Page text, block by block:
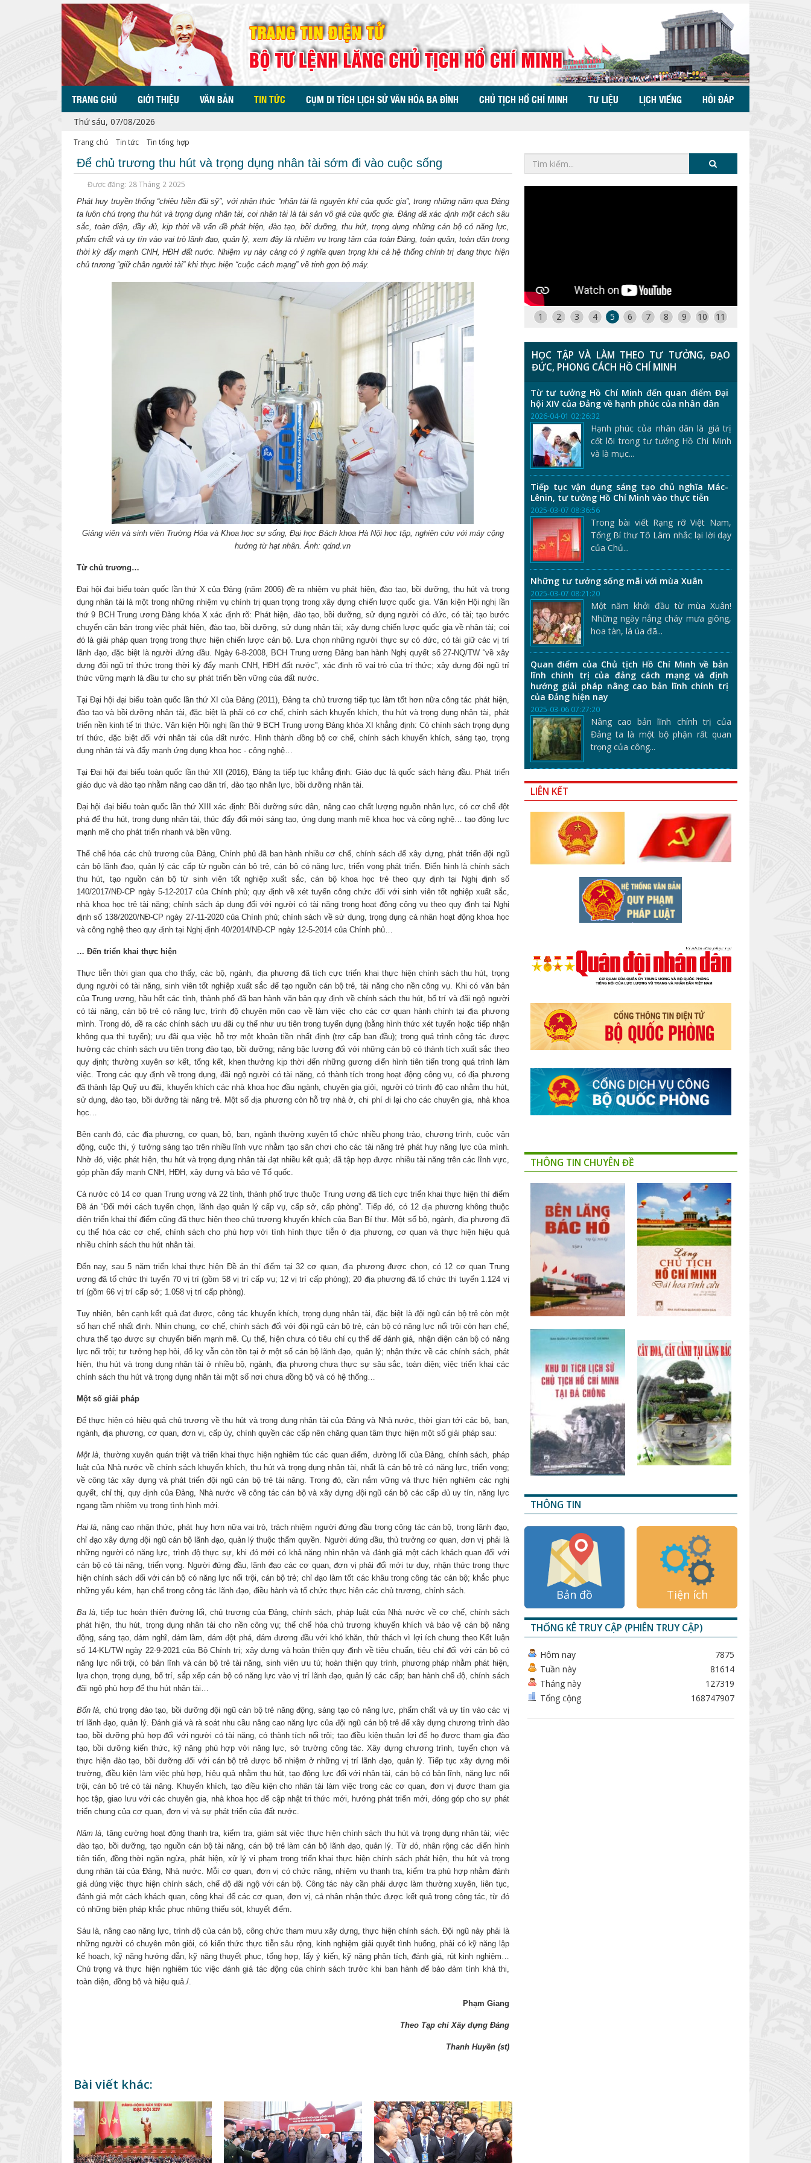
TRANG CHỦ GIỚI THIỆU VĂN BẢN TIN TỨC CỤM DI TÍCH LỊCH SỬ VĂN HÓA BA ĐÌNH CHỦ TỊCH HỒ CHÍ MINH TƯ LIỆU LỊCH VIẾNG HỎI ĐÁP
Thứ sáu, 07/08/2026
Trang chủ Tin tức Tin tổng hợp
Để chủ trương thu hút và trọng dụng nhân tài sớm đi vào cuộc sống
Được đăng: 28 Tháng 2 2025
Phát huy truyền thống “chiêu hiền đãi sỹ”, với nhận thức “nhân tài là nguyên khí của quốc gia”, trong những năm qua Đảng
ta luôn chú trọng thu hút và trọng dụng nhân tài, coi nhân tài là tài sản vô giá của quốc gia. Đảng đã xác định một cách sâu
sắc, toàn diện, đầy đủ, kịp thời về vấn đề phát hiện, đào tạo, bồi dưỡng, thu hút, trọng dụng những cán bộ có năng lực,
phẩm chất và uy tín vào vai trò lãnh đạo, quản lý, xem đây là nhiệm vụ trọng tâm của toàn Đảng, toàn quân, toàn dân trong
thời kỳ đẩy mạnh CNH, HĐH đất nước. Nhiệm vụ này càng có ý nghĩa quan trọng khi cả hệ thống chính trị đang thực hiện
chủ trương “giữ chân người tài” khi thực hiện “cuộc cách mạng” về tinh gọn bộ máy.
Giảng viên và sinh viên Trường Hóa và Khoa học sự sống, Đại học Bách khoa Hà Nội học tập, nghiên cứu với máy cộng
hưởng từ hạt nhân. Ảnh: qdnd.vn
Từ chủ trương…
Đại hội đại biểu toàn quốc lần thứ X của Đảng (năm 2006) đề ra nhiệm vụ phát hiện, đào tạo, bồi dưỡng, thu hút và trọng
dụng nhân tài là một trong những nhiệm vụ chính trị quan trọng trong xây dựng chiến lược quốc gia. Văn kiện Hội nghị lần
thứ 9 BCH Trung ương Đảng khóa X xác định rõ: Phát hiện, đào tạo, bồi dưỡng, sử dụng người có đức, có tài; tạo bước
chuyển căn bản trong việc phát hiện, đào tạo, bồi dưỡng, sử dụng nhân tài; xây dựng chiến lược quốc gia về nhân tài; coi
đó là giải pháp quan trọng trong thực hiện chiến lược cán bộ. Lựa chọn những người thực sự có đức, có tài giữ các vị trí
lãnh đạo, đặc biệt là người đứng đầu. Ngày 6-8-2008, BCH Trung ương Đảng ban hành Nghị quyết số 27-NQ/TW “về xây
dựng đội ngũ trí thức trong thời kỳ đẩy mạnh CNH, HĐH đất nước”, xác định rõ vai trò của trí thức; xây dựng đội ngũ trí
thức vững mạnh là đầu tư cho sự phát triển bền vững của đất nước.
Tại Đại hội đại biểu toàn quốc lần thứ XI của Đảng (2011), Đảng ta chủ trương tiếp tục làm tốt hơn nữa công tác phát hiện,
đào tạo và bồi dưỡng nhân tài, đặc biệt là phải có cơ chế, chính sách khuyến khích, thu hút và trọng dụng nhân tài, phát
triển nền kinh tế tri thức. Văn kiện Hội nghị lần thứ 9 BCH Trung ương Đảng khóa XI khẳng định: Có chính sách trọng dụng
trí thức, đặc biệt đối với nhân tài của đất nước. Hình thành đồng bộ cơ chế, chính sách khuyến khích, sáng tạo, trọng
dụng nhân tài và đẩy mạnh ứng dụng khoa học - công nghệ…
Tại Đại hội đại biểu toàn quốc lần thứ XII (2016), Đảng ta tiếp tục khẳng định: Giáo dục là quốc sách hàng đầu. Phát triển
giáo dục và đào tạo nhằm nâng cao dân trí, đào tạo nhân lực, bồi dưỡng nhân tài.
Đại hội đại biểu toàn quốc lần thứ XIII xác định: Bồi dưỡng sức dân, nâng cao chất lượng nguồn nhân lực, có cơ chế đột
phá để thu hút, trọng dụng nhân tài, thúc đẩy đổi mới sáng tạo, ứng dụng mạnh mẽ khoa học và công nghệ… tạo động lực
mạnh mẽ cho phát triển nhanh và bền vững.
Thể chế hóa các chủ trương của Đảng, Chính phủ đã ban hành nhiều cơ chế, chính sách để xây dựng, phát triển đội ngũ
cán bộ lãnh đạo, quản lý các cấp từ nguồn cán bộ trẻ, cán bộ có năng lực, triển vọng phát triển. Điển hình là chính sách
thu hút, tạo nguồn cán bộ từ sinh viên tốt nghiệp xuất sắc, cán bộ khoa học trẻ theo quy định tại Nghị định số
140/2017/NĐ-CP ngày 5-12-2017 của Chính phủ; quy định về xét tuyển công chức đối với sinh viên tốt nghiệp xuất sắc,
nhà khoa học trẻ tài năng; chính sách áp dụng đối với người có tài năng trong hoạt động công vụ theo quy định tại Nghị
định số 138/2020/NĐ-CP ngày 27-11-2020 của Chính phủ; chính sách về sử dụng, trọng dụng cá nhân hoạt động khoa học
và công nghệ theo quy định tại Nghị định 40/2014/NĐ-CP ngày 12-5-2014 của Chính phủ…
… Đến triển khai thực hiện
Thực tiễn thời gian qua cho thấy, các bộ, ngành, địa phương đã tích cực triển khai thực hiện chính sách thu hút, trọng
dụng người có tài năng, sinh viên tốt nghiệp xuất sắc để tạo nguồn cán bộ trẻ, tài năng cho nền công vụ. Khi có văn bản
của Trung ương, hầu hết các tỉnh, thành phố đã ban hành văn bản quy định về chính sách thu hút, bố trí và đãi ngộ người
có tài năng, cán bộ trẻ có năng lực, trình độ chuyên môn cao về làm việc cho các cơ quan hành chính tại địa phương
mình. Trong đó, đề ra các chính sách ưu đãi cụ thể như ưu tiên trong tuyển dụng (bằng hình thức xét tuyển hoặc tiếp nhận
không qua thi tuyển); ưu đãi qua việc hỗ trợ một khoản tiền nhất định (trợ cấp ban đầu); trong quá trình công tác được
hưởng các chính sách ưu tiên trong đào tạo, bồi dưỡng; nâng bậc lương đối với những cán bộ có thành tích xuất sắc theo
quy định; thường xuyên sơ kết, tổng kết, khen thưởng kịp thời đến những gương điển hình tiên tiến trong quá trình làm
việc. Trong các quy định về trọng dụng, đãi ngộ người có tài năng, có thành tích trong hoạt động công vụ, có địa phương
đã thành lập Quỹ ưu đãi, khuyến khích các nhà khoa học đầu ngành, chuyên gia giỏi, người có trình độ cao nhằm thu hút,
sử dụng, đào tạo, bồi dưỡng tài năng trẻ. Một số địa phương còn hỗ trợ nhà ở, chi phí đi lại cho các chuyên gia, nhà khoa
học…
Bên cạnh đó, các địa phương, cơ quan, bộ, ban, ngành thường xuyên tổ chức nhiều phong trào, chương trình, cuộc vận
động, cuộc thi, ý tưởng sáng tạo trên nhiều lĩnh vực nhằm tạo sân chơi cho các tài năng trẻ phát huy năng lực của mình.
Nhờ đó, việc phát hiện, thu hút và trọng dụng nhân tài đạt nhiều kết quả; đã tập hợp được nhiều tài năng trên các lĩnh vực,
góp phần đẩy mạnh CNH, HĐH, xây dựng và bảo vệ Tổ quốc.
Cả nước có 14 cơ quan Trung ương và 22 tỉnh, thành phố trực thuộc Trung ương đã tích cực triển khai thực hiện thí điểm
Đề án “Đổi mới cách tuyển chọn, lãnh đạo quản lý cấp vụ, cấp sở, cấp phòng”. Tiếp đó, có 12 địa phương không thuộc
diện triển khai thí điểm cũng đã thực hiện theo chủ trương khuyến khích của Ban Bí thư. Một số bộ, ngành, địa phương đã
cụ thể hóa các cơ chế, chính sách cho phù hợp với tình hình thực tiễn ở địa phương, cơ quan và thực hiện hiệu quả
nhiều chính sách thu hút nhân tài.
Đến nay, sau 5 năm triển khai thực hiện Đề án thí điểm tại 32 cơ quan, địa phương được chọn, có 12 cơ quan Trung
ương đã tổ chức thi tuyển 70 vị trí (gồm 58 vị trí cấp vụ; 12 vị trí cấp phòng); 20 địa phương đã tổ chức thi tuyển 1.124 vị
trí (gồm 66 vị trí cấp sở; 1.058 vị trí cấp phòng).
Tuy nhiên, bên cạnh kết quả đat được, công tác khuyến khích, trọng dụng nhân tài, đặc biệt là đội ngũ cán bộ trẻ còn một
số hạn chế nhất định. Nhìn chung, cơ chế, chính sách đối với đội ngũ cán bộ trẻ, cán bộ có năng lực nổi trội còn hạn chế,
chưa thể tạo được sự chuyển biến mạnh mẽ. Cụ thể, hiện chưa có tiêu chí cụ thể để đánh giá, nhận diện cán bộ có năng
lực nổi trội; tư tưởng hẹp hòi, đố kỵ vẫn còn tồn tại ở một số cán bộ lãnh đạo, quản lý; nhận thức về các chính sách, phát
hiện, thu hút và trọng dụng nhân tài ở nhiều bộ, ngành, địa phương chưa thực sự sâu sắc, toàn diện; việc triển khai các
chính sách thu hút và trọng dụng nhân tài một số nơi chưa đồng bộ và có hệ thống…
Một số giải pháp
Để thực hiện có hiệu quả chủ trương về thu hút và trọng dụng nhân tài của Đảng và Nhà nước, thời gian tới các bộ, ban,
ngành, địa phương, cơ quan, đơn vị, cấp ủy, chính quyền các cấp nên chăng quan tâm thực hiện một số giải pháp sau:
Một là , thường xuyên quán triệt và triển khai thực hiện nghiêm túc các quan điểm, đường lối của Đảng, chính sách, pháp
luật của Nhà nước về chính sách khuyến khích, thu hút và trọng dụng nhân tài, nhất là cán bộ trẻ có năng lực, triển vọng;
về công tác xây dựng và phát triển đội ngũ cán bộ trẻ tài năng. Trong đó, cần nắm vững và thực hiện nghiêm các nghị
quyết, chỉ thị, quy định của Đảng, Nhà nước về công tác cán bộ và xây dựng đội ngũ cán bộ các cấp đủ uy tín, năng lực
ngang tầm nhiệm vụ trong tình hình mới.
Hai là , nâng cao nhận thức, phát huy hơn nữa vai trò, trách nhiệm người đứng đầu trong công tác cán bộ, trong lãnh đạo,
chỉ đạo xây dựng đội ngũ cán bộ lãnh đạo, quản lý thuộc thẩm quyền. Người đứng đầu, thủ trưởng cơ quan, đơn vị phải là
những người có năng lực, trình độ thực sự, khi đó mới có khả năng nhìn nhận và đánh giá một cách khách quan đối với
cán bộ có tài năng, triển vọng. Người đứng đầu, lãnh đạo các cơ quan, đơn vị phải đổi mới tư duy, nhận thức trong thực
hiện chính sách đối với cán bộ có năng lực nổi trội, cán bộ trẻ; chỉ đạo làm tốt các khâu trong công tác cán bộ; khắc phục
những yếu kém, hạn chế trong công tác lãnh đạo, điều hành và tổ chức thực hiện các chủ trương, chính sách.
Ba là , tiếp tục hoàn thiện đường lối, chủ trương của Đảng, chính sách, pháp luật của Nhà nước về cơ chế, chính sách
phát hiện, thu hút, trọng dụng nhân tài cho nền công vụ; thể chế hóa chủ trương khuyến khích và bảo vệ cán bộ năng
động, sáng tạo, dám nghĩ, dám làm, dám đột phá, dám đương đầu với khó khăn, thử thách vì lợi ích chung theo Kết luận
số 14-KL/TW ngày 22-9-2021 của Bộ Chính trị; xây dựng và hoàn thiện quy định về tiêu chuẩn, tiêu chí đối với cán bộ có
năng lực nổi trội, có bản lĩnh và cán bộ trẻ tài năng, sinh viên ưu tú; hoàn thiện quy trình, phương pháp nhằm phát hiện,
lựa chọn, trọng dụng, bố trí, sắp xếp cán bộ có năng lực vào vị trí lãnh đạo, quản lý các cấp; ban hành chế độ, chính sách
đãi ngộ phù hợp để thu hút nhân tài…
Bốn là , chú trọng đào tạo, bồi dưỡng đội ngũ cán bộ trẻ năng động, sáng tạo có năng lực, phẩm chất và uy tín vào các vị
trí lãnh đạo, quản lý. Đánh giá và rà soát nhu cầu nâng cao năng lực của đội ngũ cán bộ trẻ để xây dựng chương trình đào
tạo, bồi dưỡng phù hợp đối với người có tài năng, có thành tích nổi trội; tạo điều kiện thuận lợi để họ được tham gia đào
tạo, bồi dưỡng kiến thức, kỹ năng phù hợp với năng lực, sở trường công tác. Xây dựng chương trình, tuyển chọn và
thực hiện đào tạo, bồi dưỡng đối với cán bộ trẻ được bổ nhiệm ở những vị trí lãnh đạo, quản lý. Tiếp tục xây dựng môi
trường, điều kiện làm việc phù hợp, hiệu quả nhằm thu hút, tạo động lực đối với nhân tài, cán bộ có bản lĩnh, năng lực nổi
trội, cán bộ trẻ có tài năng. Khuyến khích, tạo điều kiện cho nhân tài làm việc trong các cơ quan, đơn vị được tham gia
học tập, giao lưu với các chuyên gia, nhà khoa học để cập nhật tri thức mới, hướng phát triển mới, đóng góp cho sự phát
triển chung của cơ quan, đơn vị và sự phát triển của đất nước.
Năm là , tăng cường hoạt động thanh tra, kiểm tra, giám sát việc thực hiện chính sách thu hút và trọng dụng nhân tài; việc
đào tạo, bồi dưỡng, tạo nguồn cán bộ tài năng, cán bộ trẻ làm cán bộ lãnh đạo, quản lý. Từ đó, nhân rộng các điển hình
tiên tiến, đồng thời ngăn ngừa, phát hiện, xử lý vi phạm trong triển khai thực hiện chính sách phát hiện, thu hút và trọng
dụng nhân tài của Đảng, Nhà nước. Mỗi cơ quan, đơn vị có chức năng, nhiệm vụ thanh tra, kiểm tra phù hợp nhằm đánh
giá đúng việc thực hiện chính sách, chế độ đãi ngộ với cán bộ. Công tác này cần phải được làm thường xuyên, liên tục,
đánh giá một cách khách quan, công khai để các cơ quan, đơn vị, cá nhân nhận thức được kết quả trong công tác, từ đó
có những biện pháp khắc phục những thiếu sót, khuyết điểm.
Sáu là, nâng cao năng lực, trình độ của cán bộ, công chức tham mưu xây dựng, thực hiện chính sách. Đội ngũ này phải là
những người có chuyên môn giỏi, có kiến thức thực tiễn sâu rộng, kinh nghiệm giải quyết tình huống, phải có kỹ năng lập
kế hoạch, kỹ năng hướng dẫn, kỹ năng thuyết phục, tổng hợp, lấy ý kiến, kỹ năng phân tích, đánh giá, rút kinh nghiệm…
Chú trọng và thực hiện nghiêm túc việc đánh giá tác động của chính sách trước khi ban hành để bảo đảm tính khả thi,
toàn diện, đồng bộ và hiệu quả./.
Phạm Giang
Theo Tạp chí Xây dựng Đảng
Thanh Huyền (st)
Bài viết khác:
1 2 3 4 5 6 7 8 9 10 11
HỌC TẬP VÀ LÀM THEO TƯ TƯỞNG, ĐẠO
ĐỨC, PHONG CÁCH HỒ CHÍ MINH
Từ tư tưởng Hồ Chí Minh đến quan điểm Đại
hội XIV của Đảng về hạnh phúc của nhân dân
2026-04-01 02:26:32
Hạnh phúc của nhân dân là giá trị
cốt lõi trong tư tưởng Hồ Chí Minh
và là mục...
Tiếp tục vận dụng sáng tạo chủ nghĩa Mác-
Lênin, tư tưởng Hồ Chí Minh vào thực tiễn
2025-03-07 08:36:56
Trong bài viết Rạng rỡ Việt Nam,
Tổng Bí thư Tô Lâm nhắc lại lời dạy
của Chủ...
Những tư tưởng sống mãi với mùa Xuân
2025-03-07 08:21:20
Một năm khởi đầu từ mùa Xuân!
Những ngày nắng cháy mưa giông,
hoa tàn, lá úa đã...
Quan điểm của Chủ tịch Hồ Chí Minh về bản
lĩnh chính trị của đảng cách mạng và định
hướng giải pháp nâng cao bản lĩnh chính trị
của Đảng hiện nay
2025-03-06 07:27:20
Nâng cao bản lĩnh chính trị của
Đảng ta là một bộ phận rất quan
trọng của công...
LIÊN KẾT
THÔNG TIN CHUYÊN ĐỀ
THÔNG TIN
Bản đồ Tiện ích
THỐNG KÊ TRUY CẬP (PHIÊN TRUY CẬP)
Hôm nay
Tuần này
Tháng này
Tổng cộng
7875
81614
127319
168747907